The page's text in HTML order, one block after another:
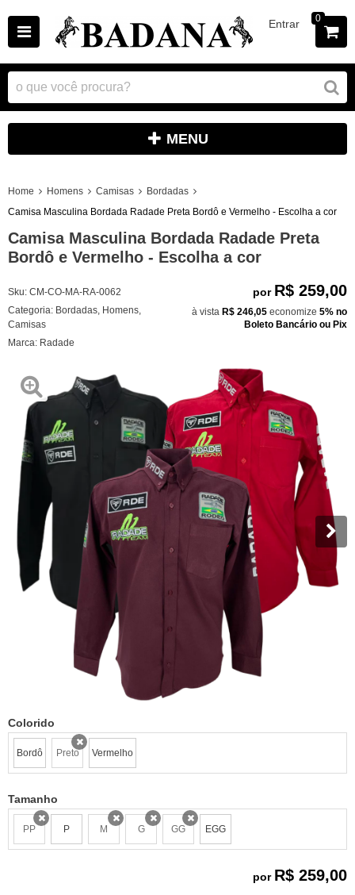
Entrar 0
MENU
Home Homens Camisas
Bordadas
Camisa Masculina Bordada Radade Preta Bordô e Vermelho - Escolha a cor
Camisa Masculina Bordada Radade Preta
Bordô e Vermelho - Escolha a cor
Sku: CM-CO-MA-RA-0062
Categoria: Bordadas Homens
Camisas
Marca: Radade
por R$ 259,00
à vista R$ 246,05 economize 5% no
Boleto Bancário ou Pix
Colorido
Bordô Preto
x Vermelho
Tamanho
PPx P M G GGx EGG
por R$ 259,00